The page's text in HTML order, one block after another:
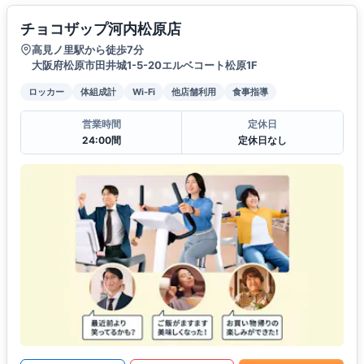
チョコザップ河内松原店
高見ノ里駅から徒歩7分
大阪府松原市田井城1-5-20エルベコート松原1F
ロッカー 体組成計 Wi-Fi 他店舗利用 食事指導
営業時間
24:00間
定休日
定休日なし